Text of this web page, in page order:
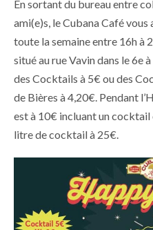
En sortant du bureau entre
ami(e)s, le Cubana Café
toute la semaine entre 16h à
situé au rue Vavin dans le 6e
des Cocktails à 5€ ou des
de Bières à 4,20€. Pendant
est à 10€ incluant un cocktail
litre de cocktail à 25€.